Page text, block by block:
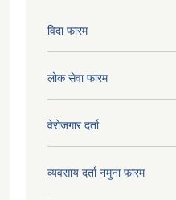
विदा फारम
लोक सेवा फारम
वेरोजगार दर्ता
व्यवसाय दर्ता नमुना फारम